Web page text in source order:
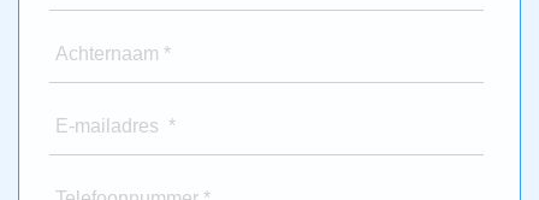
Achternaam *
E-mailadres *